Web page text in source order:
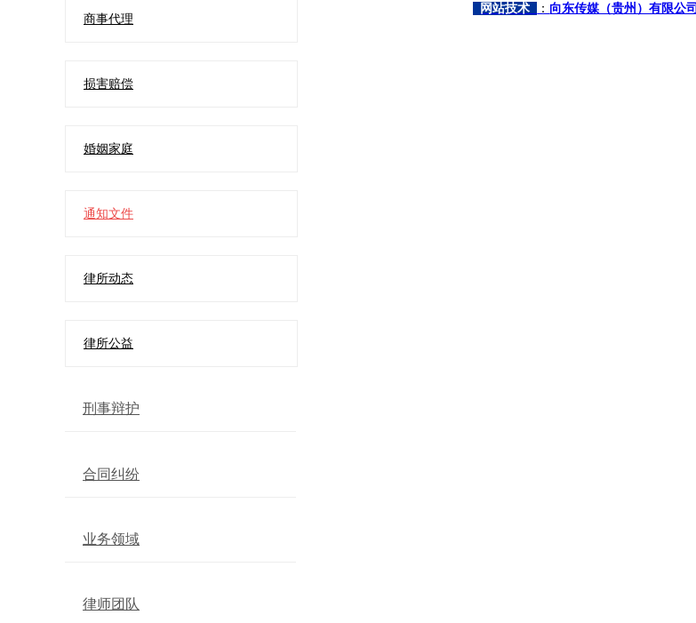
商事代理
损害赔偿
婚姻家庭
通知文件
律所动态
律所公益
刑事辩护
合同纠纷
业务领域
律师团队
网站技术
： 向东传媒（贵州）有限公司